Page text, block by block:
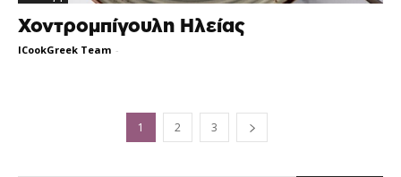
Χοντρομπίγουλη Ηλείας
ICookGreek Team -
1 2 3